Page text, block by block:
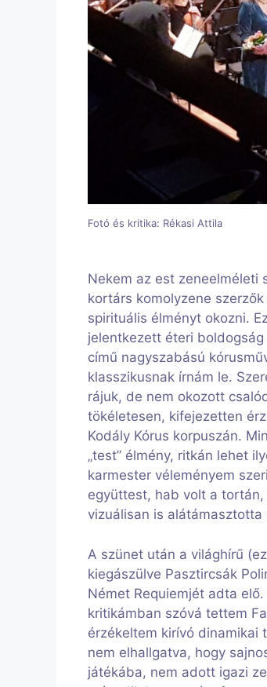
Fotó és kritika: Rékasi Attila
Nekem az est zeneelméleti
kortárs komolyzene
spirituális élményt okozni.
jelentkezett éteri
című nagyszabású
klasszikusnak írnám le.
rájuk, de nem okozott
tökéletesen, kifejezetten
Kodály Kórus korpuszán.
„test” élmény, ritkán lehet
karmester véleményem
együttest, hab volt a
vizuálisan is alátámasztotta
A szünet után a világhírű
kiegászülve Pasztircsák
Német Requiemjét adta elő.
kritikámban szóvá tettem
érzékeltem kirívó dinamikai
nem elhallgatva, hogy
játékába, nem adott igazi